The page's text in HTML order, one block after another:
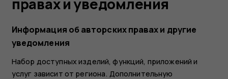
правах и уведомления
Информация об авторских правах и другие
уведомления
Набор доступных изделий, функций, приложений и
услуг зависит от региона. Дополнительную